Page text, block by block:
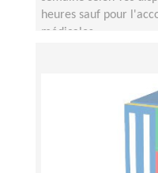
heures sauf pour
médicales.